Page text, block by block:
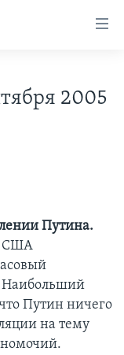
2005
Путина.
США
Наибольший
Путин ничего
на тему